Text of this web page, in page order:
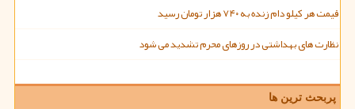
قیمت هر کیلو دام زنده به ۷۴۰ هزار تومان رسید
نظارت های بهداشتی در روزهای محرم تشدید می شود
پربحث ترین ها